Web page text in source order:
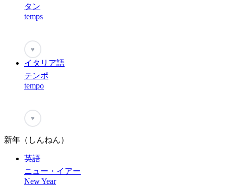
タン
temps
♥
イタリア語
テンポ
tempo
♥
新年（しんねん）
英語
ニュー・イアー
New Year